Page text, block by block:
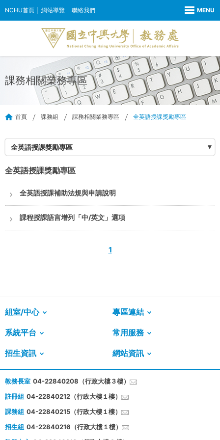
NCHU首頁 網站導覽 聯絡我們
課務相關業務專區
首頁 課務組 課務相關業務專區 全英語授課獎勵專區
全英語授課獎勵專區
全英語授課獎勵專區
全英語授課補助法規與申請說明
課程授課語言增列「中/英文」選項
1
組室/中心 專區連結
系統平台 常用服務
招生資訊 網站資訊
教務長室 04-22840208（行政大樓３樓）
註冊組 04-22840212（行政大樓１樓）
課務組 04-22840215（行政大樓１樓）
招生組 04-22840216（行政大樓１樓）